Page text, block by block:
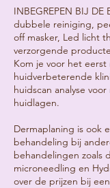
INBEGREPEN BIJ DE
dubbele reiniging,
off masker, Led licht
verzorgende
Kom je voor het eerst
huidverbeterende
huidscan analyse
huidlagen.
Dermaplaning is ook
behandeling bij
behandelingen zoals
microneedling en
over de prijzen bij